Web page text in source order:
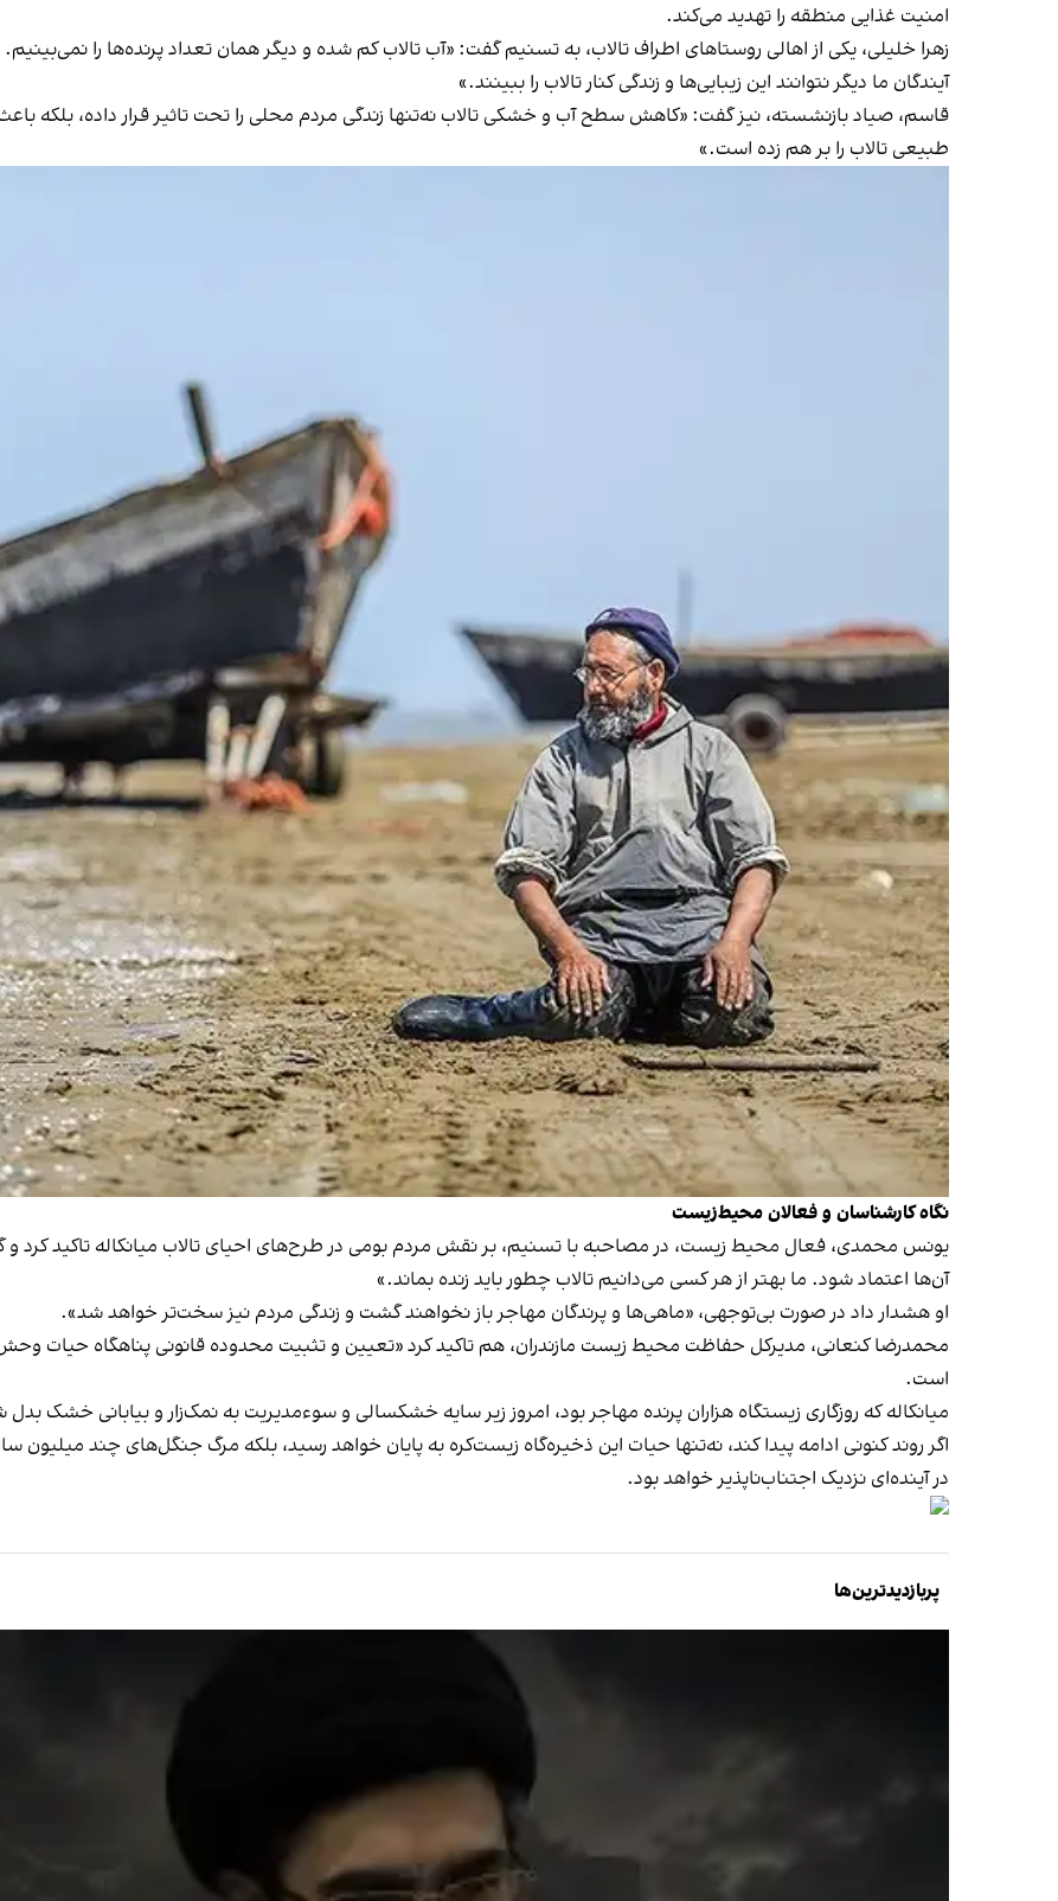
امنیت غذایی منطقه را تهدید می‌کند.
زهرا خلیلی، یکی از اهالی روستاهای اطراف تالاب، به تسنیم گفت: «‌آب تالاب کم شده و دیگر همان تعداد پرنده‌ها را
آیندگان ما دیگر نتوانند این زیبایی‌ها و زندگی کنار تالاب را ببینند.»
قاسم، صیاد بازنشسته، نیز گفت: «کاهش سطح آب و خشکی تالاب نه‌تنها زندگی مردم محلی را تحت تاثیر قرار داده، بلکه باعث
طبیعی تالاب را بر هم زده است.»
نگاه کارشناسان و فعالان محیط‌زیست
یونس محمدی‌، فعال محیط‌ زیست، در مصاحبه با تسنیم، بر نقش مردم بومی در طرح‌های احیای تالاب میانکاله تاکید کرد
آن‌ها اعتماد شود. ما بهتر از هر کسی می‌دانیم تالاب چطور باید زنده بماند.‌»
او هشدار داد در صورت بی‌توجهی، «ماهی‌ها و پرندگان مهاجر باز نخواهند گشت و زندگی مردم نیز سخت‌تر خواهد شد».
محمدرضا کنعانی، مدیرکل حفاظت محیط‌ زیست مازندران، هم تاکید کرد «تعیین و تثبیت محدوده قانونی پناهگاه حیات وحش
است.
میانکاله که روزگاری زیستگاه هزاران پرنده مهاجر بود، امروز زیر سایه خشکسالی و سوءمدیریت به نمک‌زار و بیابانی خشک
اگر روند کنونی ادامه پیدا کند، نه‌تنها حیات این ذخیره‌گاه زیست‌کره به پایان خواهد رسید، بلکه مرگ جنگل‌های چند میلیون
در آینده‌ای نزدیک اجتناب‌ناپذیر خواهد بود.
پربازدیدترین‌ها